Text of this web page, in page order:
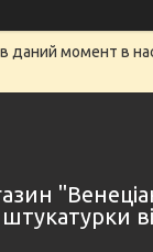
даний момент в